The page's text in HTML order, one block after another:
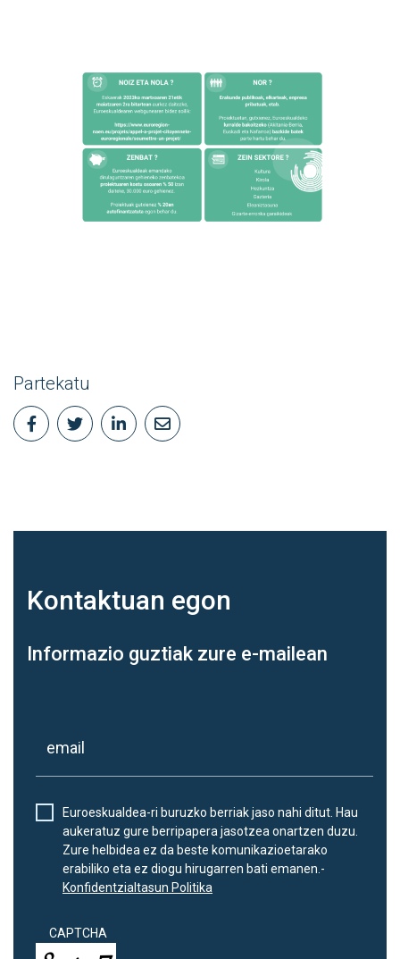
Partekatu
Kontaktuan egon
Informazio guztiak zure e-mailean
Euroeskualdea-ri buruzko berriak jaso nahi ditut. Hau
aukeratuz gure berripapera jasotzea onartzen duzu.
Zure helbidea ez da beste komunikazioetarako
erabiliko eta ez diogu hirugarren bati emanen.-
Konfidentzialtasun Politika
CAPTCHA